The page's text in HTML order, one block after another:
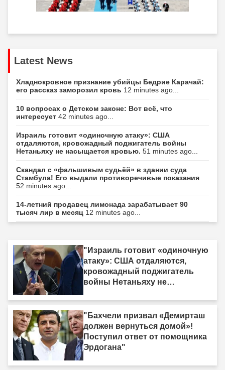
Latest News
Хладнокровное признание убийцы Бедрие Карачай:
его рассказ заморозил кровь 12 minutes ago...
10 вопросах о Детском законе: Вот всё, что
интересует 42 minutes ago...
Израиль готовит «одиночную атаку»: США
отдаляются, кровожадный поджигатель войны
Нетаньяху не насыщается кровью. 51 minutes ago...
Скандал с «фальшивым судьёй» в здании суда
Стамбула! Его выдали противоречивые показания
52 minutes ago...
14-летний продавец лимонада зарабатывает 90
тысяч лир в месяц 12 minutes ago...
"Израиль готовит «одиночную
атаку»: США отдаляются,
кровожадный поджигатель
войны Нетаньяху не
"Бахчели призвал «Демирташ
должен вернуться домой»!
Поступил ответ от помощника
Эрдогана"